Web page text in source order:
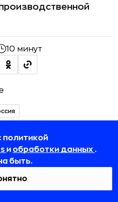
10 минут
лет один и тот же
как минимум
политикой
и обработки данных .
быть.